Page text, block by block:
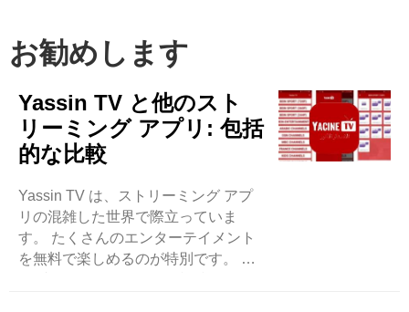
お勧めします
Yassin TV と他のスト
リーミング アプリ: 包括
的な比較
Yassin TV は、ストリーミング アプ
リの混雑した世界で際立っていま
す。 たくさんのエンターテイメント
を無料で楽しめるのが特別です。 ラ